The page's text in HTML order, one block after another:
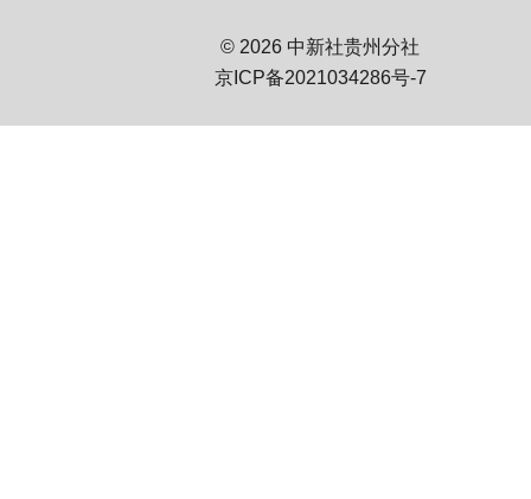
© 2026 中新社贵州分社
京ICP备2021034286号-7